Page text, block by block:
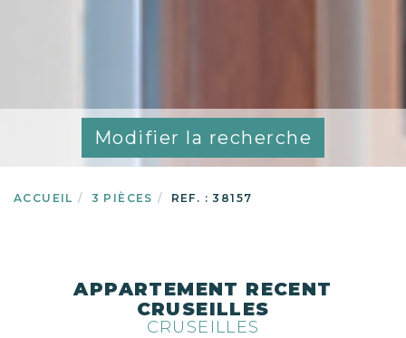
Modifier la recherche
ACCUEIL 3 PIÈCES REF. : 38157
APPARTEMENT RECENT
CRUSEILLES
CRUSEILLES